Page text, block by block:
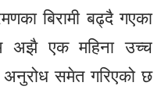
बिरामी बढ्दै गएका
एक महिना उच्च
समेत गरिएको छ